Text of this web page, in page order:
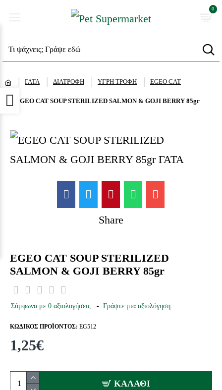
0
ΓΑΤΑ ΔΙΑΤΡΟΦΗ ΥΓΡΗ ΤΡΟΦΗ EGEO CAT
EGEO CAT SOUP STERILIZED SALMON & GOJI BERRY 85gr
Share
EGEO CAT SOUP STERILIZED
SALMON & GOJI BERRY 85gr
Σύμφωνα με 0 αξιολογήσεις. - Γράψτε μια αξιολόγηση
1,25€
ΚΩΔΙΚΌΣ ΠΡΟΪΌΝΤΟΣ: EG512
ΚΑΛΆΘΙ
Προσβασιμότητα